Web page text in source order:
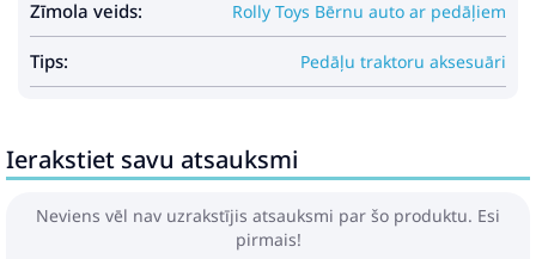
Zīmola veids: Rolly Toys Bērnu auto ar pedāļiem
Tips: Pedāļu traktoru aksesuāri
Ierakstiet savu atsauksmi
Neviens vēl nav uzrakstījis atsauksmi par šo produktu. Esi
pirmais!